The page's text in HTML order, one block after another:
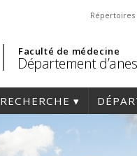
Répertoires
Faculté de médecine
Département
RECHERCHE